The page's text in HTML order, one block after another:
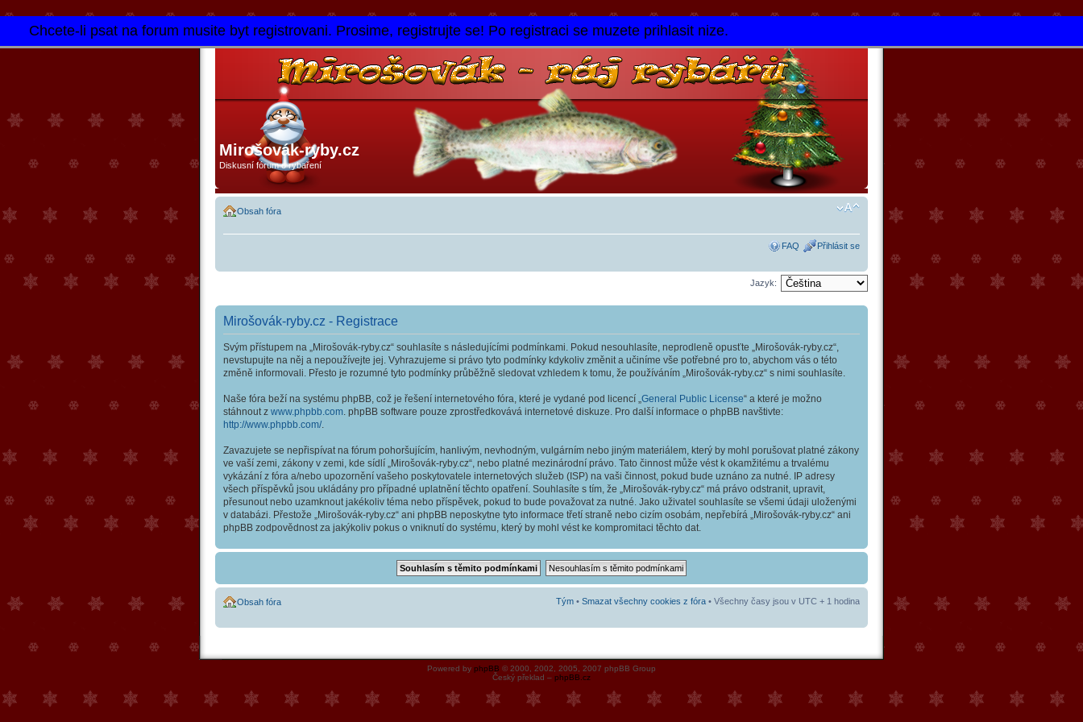
Chcete-li psat na forum musite byt registrovani. Prosime, registrujte se! Po registraci se muzete prihlasit nize.
Mirošovák-ryby.cz
Diskusní fórum o rybaření
Obsah fóra
FAQ Přihlásit se
Jazyk:
Mirošovák-ryby.cz - Registrace
Svým přístupem na „Mirošovák-ryby.cz“ souhlasíte s následujícími podmínkami. Pokud nesouhlasíte, neprodleně opusťte „Mirošovák-ryby.cz“,
nevstupujte na něj a nepoužívejte jej. Vyhrazujeme si právo tyto podmínky kdykoliv změnit a učiníme vše potřebné pro to, abychom vás o této
změně informovali. Přesto je rozumné tyto podmínky průběžně sledovat vzhledem k tomu, že používáním „Mirošovák-ryby.cz“ s nimi souhlasíte.
Naše fóra beží na systému phpBB, což je řešení internetového fóra, které je vydané pod licencí „General Public License“ a které je možno
stáhnout z www.phpbb.com. phpBB software pouze zprostředkovává internetové diskuze. Pro další informace o phpBB navštivte:
http://www.phpbb.com/.
Zavazujete se nepřispívat na fórum pohoršujícím, hanlivým, nevhodným, vulgárním nebo jiným materiálem, který by mohl porušovat platné zákony
ve vaší zemi, zákony v zemi, kde sídlí „Mirošovák-ryby.cz“, nebo platné mezinárodní právo. Tato činnost může vést k okamžitému a trvalému
vykázání z fóra a/nebo upozornění vašeho poskytovatele internetových služeb (ISP) na vaši činnost, pokud bude uznáno za nutné. IP adresy
všech příspěvků jsou ukládány pro případné uplatnění těchto opatření. Souhlasíte s tím, že „Mirošovák-ryby.cz“ má právo odstranit, upravit,
přesunout nebo uzamknout jakékoliv téma nebo příspěvek, pokud to bude považovat za nutné. Jako uživatel souhlasíte se všemi údaji uloženými
v databázi. Přestože „Mirošovák-ryby.cz“ ani phpBB neposkytne tyto informace třetí straně nebo cizím osobám, nepřebírá „Mirošovák-ryby.cz“ ani
phpBB zodpovědnost za jakýkoliv pokus o vniknutí do systému, který by mohl vést ke kompromitaci těchto dat.
Obsah fóra Tým • Smazat všechny cookies z fóra • Všechny časy jsou v UTC + 1 hodina
Powered by phpBB © 2000, 2002, 2005, 2007 phpBB Group
Český překlad – phpBB.cz